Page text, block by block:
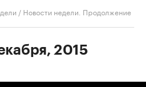
/ Новости недели. Продолжение
2015